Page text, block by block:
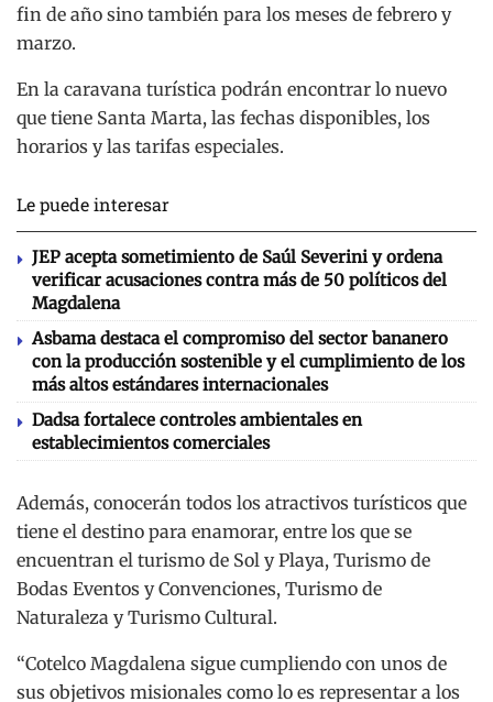
fin de año sino también para los meses de febrero y
marzo.
En la caravana turística podrán encontrar lo nuevo
que tiene Santa Marta, las fechas disponibles, los
horarios y las tarifas especiales.
Le puede interesar
JEP acepta sometimiento de Saúl Severini y ordena
verificar acusaciones contra más de 50 políticos del
Magdalena
Asbama destaca el compromiso del sector bananero
con la producción sostenible y el cumplimiento de los
más altos estándares internacionales
Dadsa fortalece controles ambientales en
establecimientos comerciales
Además, conocerán todos los atractivos turísticos que
tiene el destino para enamorar, entre los que se
encuentran el turismo de Sol y Playa, Turismo de
Bodas Eventos y Convenciones, Turismo de
Naturaleza y Turismo Cultural.
“Cotelco Magdalena sigue cumpliendo con unos de
sus objetivos misionales como lo es representar a los